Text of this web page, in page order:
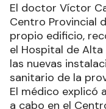
El doctor Víctor
Centro Provincial
propio edificio,
el Hospital de
las nuevas
sanitario de la
El médico explicó
a cabo en el